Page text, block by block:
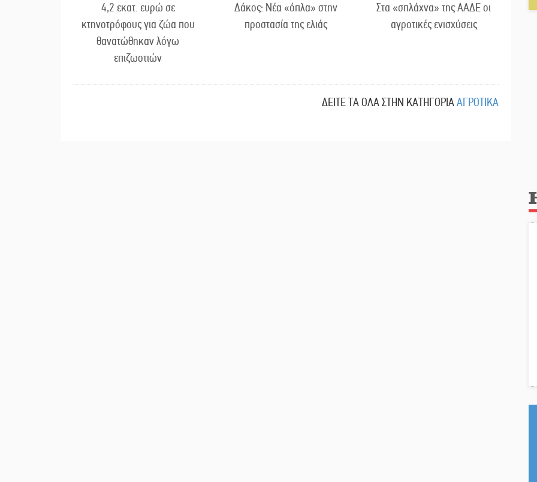
4,2 εκατ. ευρώ σε
κτηνοτρόφους για ζώα που
θανατώθηκαν λόγω
επιζωοτιών
Δάκος: Νέα «όπλα» στην
προστασία της ελιάς
Στα «σπλάχνα» της ΑΑΔΕ οι
αγροτικές ενισχύσεις
ΔΕΙΤΕ ΤΑ ΟΛΑ ΣΤΗΝ ΚΑΤΗΓΟΡΙΑΑΓΡΟΤΙΚΑ